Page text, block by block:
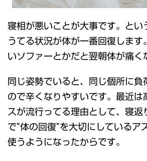
寝相が悪いことが大事です。とい
うてる状況が体が一番回復します
いソファーとかだと翌朝体が痛く
同じ姿勢でいると、同じ個所に負
ので辛くなりやすいです。最近は
スが流行ってる理由として、寝返
で”体の回復”を大切にしているア
使うようになったからです。